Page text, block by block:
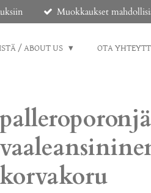
Muokkaukset
/ ABOUT US OTA
korvakoru